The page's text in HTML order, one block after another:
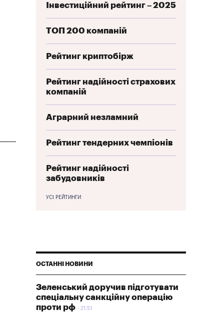
Інвестиційний рейтинг – 2025
ТОП 200 компаній
Рейтинг криптобірж
Рейтинг надійності страхових
компаній
Аграрний незламний
Рейтинг тендерних чемпіонів
Рейтинг надійності
забудовників
УСІ РЕЙТИНГИ
ОСТАННІ НОВИНИ
Зеленський доручив підготувати
спеціальну санкційну операцію
проти рф
21:51